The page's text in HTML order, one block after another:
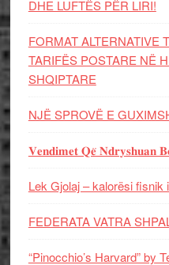
DHE LUFTЁS PЁR LIRI!
FORMAT ALTERNATIVE
TARIFËS POSTARE NË
SHQIPTARE
NJË SPROVË E
𝐕𝐞𝐧𝐝𝐢𝐦𝐞𝐭 𝐐𝐞̈ 𝐍𝐝𝐫𝐲𝐬𝐡𝐮𝐚𝐧
Lek Gjolaj – kalorësi fisnik
FEDERATA VATRA
“Pinocchio’s Harvard” by